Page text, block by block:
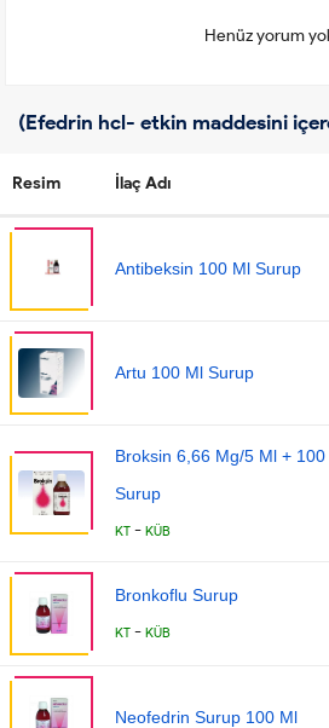
Henüz yorum
(Efedrin hcl- etkin maddesini
Resim İlaç Adı
Antibeksin 100 Ml Surup
Artu 100 Ml Surup
Broksin 6,66 Mg/5 Ml +
Surup
KT - KÜB
Bronkoflu Surup
KT - KÜB
Neofedrin Surup 100 Ml